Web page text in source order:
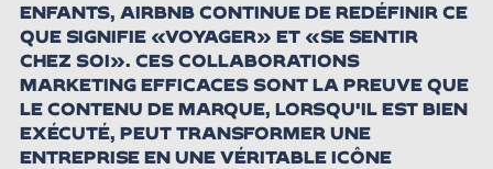
ENFANTS, AIRBNB CONTINUE DE REDÉFINIR CE
QUE SIGNIFIE «VOYAGER» ET «SE SENTIR
CHEZ SOI». CES COLLABORATIONS
MARKETING EFFICACES SONT LA PREUVE QUE
LE CONTENU DE MARQUE, LORSQU'IL EST BIEN
EXÉCUTÉ, PEUT TRANSFORMER UNE
ENTREPRISE EN UNE VÉRITABLE ICÔNE